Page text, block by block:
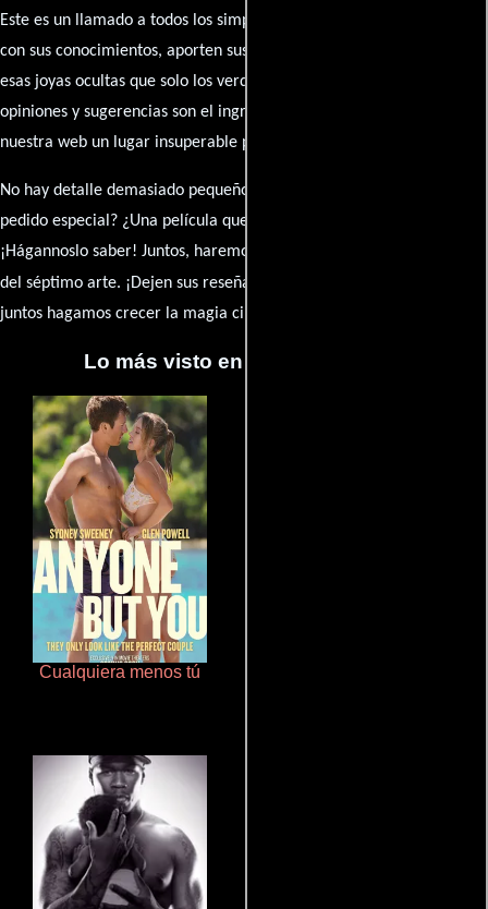
Este es un llamado a todos los simpatizantes del cine: contribuyan
con sus conocimientos, aporten sus descubrimientos y compartan
esas joyas ocultas que solo los verdaderos fanáticos conocen. Sus
opiniones y sugerencias son el ingrediente secreto que hará de
nuestra web un lugar insuperable para los amantes del celuloide.
No hay detalle demasiado pequeño ni opinión insignificante. ¿Algún
pedido especial? ¿Una película que sueñas con ver reseñada?
¡Hágannoslo saber! Juntos, haremos de esta comunidad el epicentro
del séptimo arte. ¡Dejen sus reseña en la
juntos hagamos crecer la magia cinematográfica!
Lo más visto en Cineyseries.net
Cualquiera menos tú